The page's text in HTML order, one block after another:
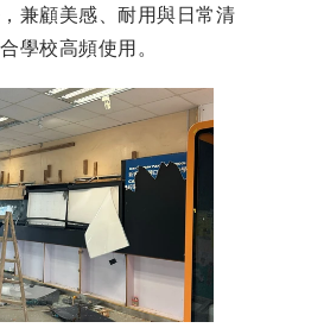
兼顧美感、耐用與日常清
學校高頻使用。